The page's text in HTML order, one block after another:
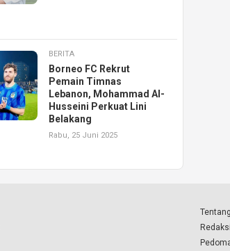
BERITA
Borneo FC Rekrut
Pemain Timnas
Lebanon, Mohammad Al-
Husseini Perkuat Lini
Belakang
Rabu, 25 Juni 2025
Redaksi